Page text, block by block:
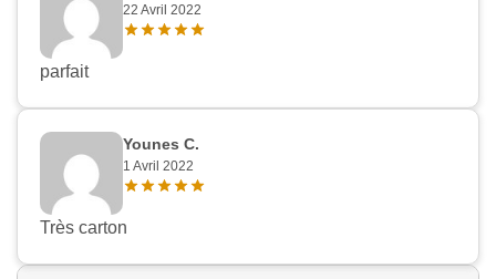
22 Avril 2022
parfait
Younes C.
1 Avril 2022
Très carton